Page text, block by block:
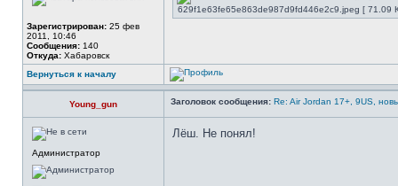
Зарегистрирован: 25 фев
2011, 10:46
Сообщения: 140
Откуда: Хабаровск
629f1e63fe65e863de987d9fd446e2c9.jpeg [ 71.09
Вернуться к началу
Young_gun Заголовок сообщения: Re: Air Jordan 17+, 9US,
Администратор
Лёш. Не понял!